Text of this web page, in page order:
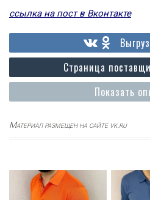
ссылка на пост в Вконтакте
Показать
Страница
Материал размещен на сайте vk.ru